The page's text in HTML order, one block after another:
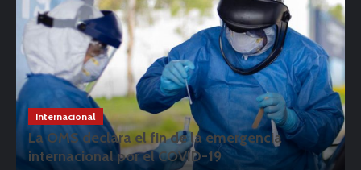
Internacional
La OMS declara el fin de la emergencia
internacional por el COVID-19